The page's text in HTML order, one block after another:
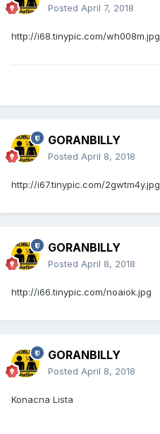
Posted April 7, 2018
http://i68.tinypic.com/wh008m.jpg
GORANBILLY
Posted April 8, 2018
http://i67.tinypic.com/2gwtm4y.jpg
GORANBILLY
Posted April 8, 2018
http://i66.tinypic.com/noaiok.jpg
GORANBILLY
Posted April 8, 2018
Konacna Lista